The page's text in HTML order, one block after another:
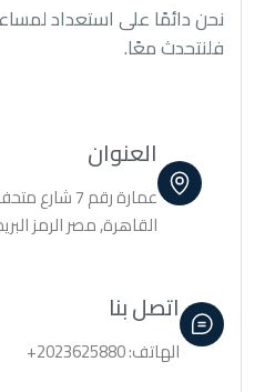
نحن دائمًا على استعداد
فلنتحدث معًا.
العنوان
عمارة رقم 7 شارع متحف المنيل
القاهرة, مصر الرمز البريدي
اتصل بنا
الهاتف: 2023625880+